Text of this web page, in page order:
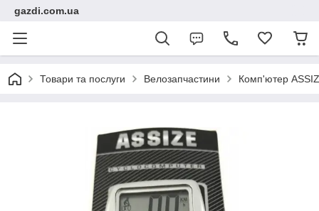
gazdi.com.ua
Товари та послуги Велозапчастини Комп'ютер